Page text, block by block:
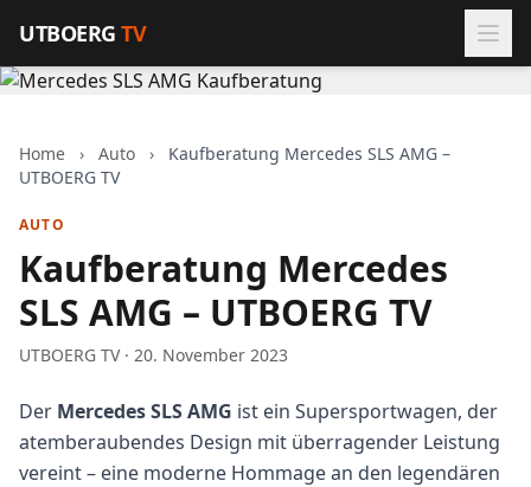
UTBOERGTV
Home › Auto ›
Kaufberatung Mercedes SLS AMG –
UTBOERG TV
AUTO
Kaufberatung Mercedes
SLS AMG – UTBOERG TV
UTBOERG TV · 20. November 2023
Der Mercedes SLS AMG ist ein Supersportwagen, der
atemberaubendes Design mit überragender Leistung
vereint – eine moderne Hommage an den legendären